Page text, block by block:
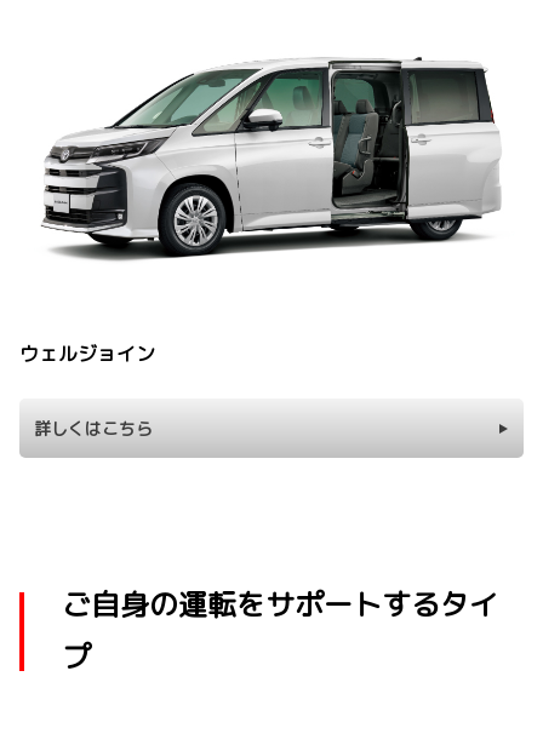
ウェルジョイン
詳しくはこちら
ご自身の運転をサポートするタイ
プ